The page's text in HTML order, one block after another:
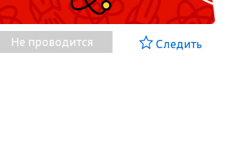
Не проводится Следить